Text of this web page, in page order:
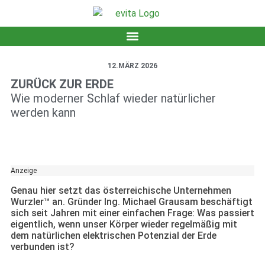
12.MÄRZ 2026
ZURÜCK ZUR ERDE
Wie moderner Schlaf wieder natürlicher
werden kann
Anzeige
Genau hier setzt das österreichische Unternehmen
Wurzler™ an. Gründer Ing. Michael Grausam beschäftigt
sich seit Jahren mit einer einfachen Frage: Was passiert
eigentlich, wenn unser Körper wieder regelmäßig mit
dem natürlichen elektrischen Potenzial der Erde
verbunden ist?